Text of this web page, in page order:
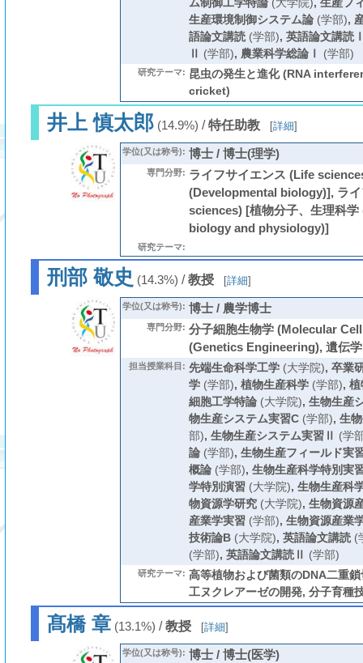
生産環境制御システム論(学部),
語論文講読(学部), 英語論文講読
Ⅱ (学部), 農業科学総論Ⅰ (学部)
研究テーマ: 昆虫の発生と進化 (RNA
cricket)
井上 慎太郎(14.9%) /特任助教 [詳細]
学位(又は称号): 博士 / 博士(理学)
専門分野: ライフサイエンス (Life
(Developmental biology)], ラ
sciences) [植物分子、生理科
biology and physiology)]
研究テーマ:
刑部 敬史 (14.3%) /教授 [詳細]
学位(又は称号): 博士 / 農学博士
専門分野: 分子細胞生物学 (Molecular
(Genetics Engineering), 遺伝
担当授業科目: 先端生命科学工学(大学院), 卒業
学(学部), 植物生産科学(学部), 植
細胞工学特論(大学院), 生物生産
物生産システム実習C(学部), 生
部), 生物生産システム実習Ⅱ (学
論(学部), 生物生産フィールド実
概論(学部), 生物生産科学特別実
学特別演習(大学院), 生物生産科
物資源学研究(大学院), 生物資源
産業学実習(学部), 生物資源産業
技術論B(大学院), 英語論文講読(
(学部), 英語論文講読Ⅱ (学部)
研究テーマ: 高等植物および菌類のDNA二重
工ヌクレアーゼの開発, 分子育種
髙橋 章(13.1%) /教授 [詳細]
学位(又は称号): 博士 / 博士(医学)